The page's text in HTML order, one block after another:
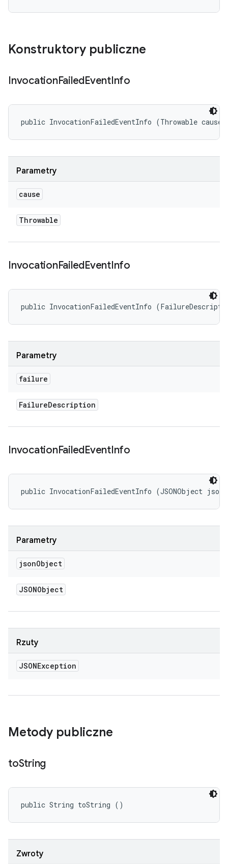
Konstruktory publiczne
InvocationFailedEventInfo
public InvocationFailedEventInfo (Throwable cause)
Parametry
cause
Throwable
InvocationFailedEventInfo
public InvocationFailedEventInfo
Parametry
failure
FailureDescription
InvocationFailedEventInfo
public InvocationFailedEventInfo (JSONObject
Parametry
jsonObject
JSONObject
Rzuty
JSONException
Metody publiczne
toString
public String toString ()
Zwroty